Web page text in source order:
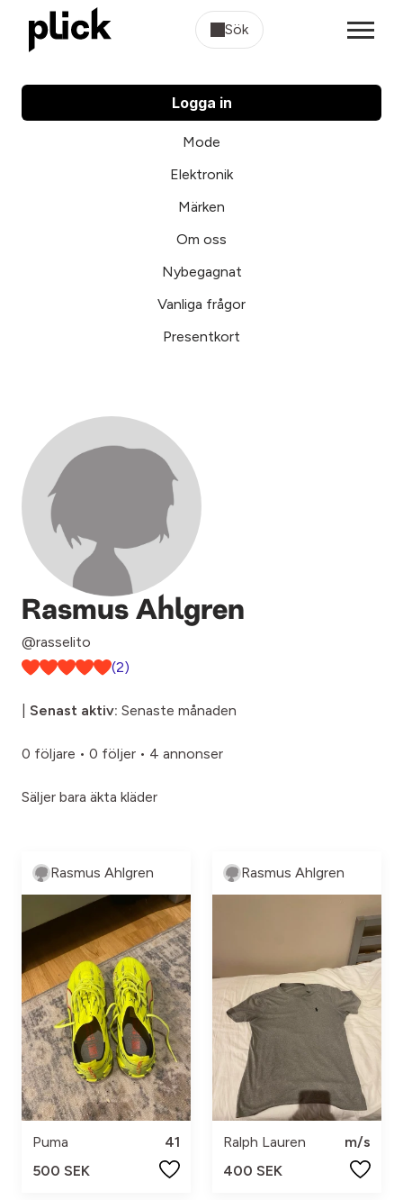
Sök
Logga in
Mode
Elektronik
Märken
Om oss
Nybegagnat
Vanliga frågor
Presentkort
Rasmus Ahlgren
@rasselito
(2)
Senast aktiv: Senaste månaden
0 följare • 0 följer • 4 annonser
Säljer bara äkta kläder
Rasmus Ahlgren
Puma
41
500 SEK
Rasmus Ahlgren
Ralph Lauren
m/s
400 SEK